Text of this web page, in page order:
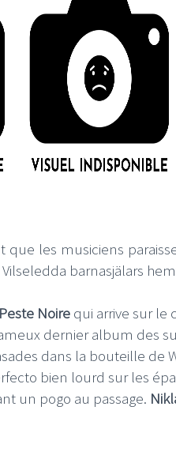
les musiciens
barnasjälars
Peste Noire qui arrive sur le
dernier album des
dans la bouteille de
bien lourd sur les
un pogo au passage.